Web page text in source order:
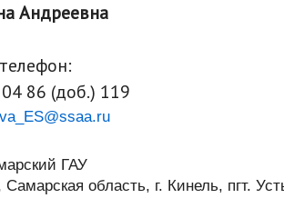
Андреевна
86 (доб.) 119
ГАУ
область, г. Кинель, пгт.